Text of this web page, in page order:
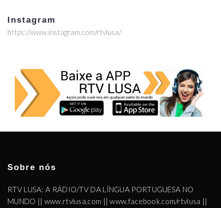
Instagram
https://www.instagram.com/rtvlusa/
Sobre nós
RTV LUSA: A RÁDIO/TV DA LÍNGUA PORTUGUESA NO
MUNDO || www.rtvlusa.com || www.facebook.com/rtvlusa ||